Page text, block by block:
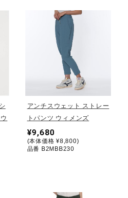
テニス
アンチスウェット ストレー
トパンツ ウィメンズ
¥9,680
(本体価格 ¥8,800)
品番 B2MBB230